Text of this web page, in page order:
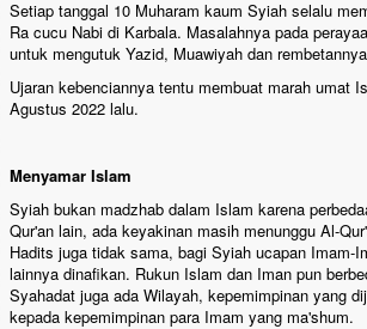
Setiap tanggal 10 Muharam kaum Syiah selalu
Ra cucu Nabi di Karbala. Masalahnya pada
untuk mengutuk Yazid, Muawiyah dan
Ujaran kebenciannya tentu membuat marah umat
Agustus 2022 lalu.
Menyamar Islam
Syiah bukan madzhab dalam Islam karena
Qur'an lain, ada keyakinan masih menunggu Al-
Hadits juga tidak sama, bagi Syiah ucapan
lainnya dinafikan. Rukun Islam dan Iman pun
Syahadat juga ada Wilayah, kepemimpinan yang
kepada kepemimpinan para Imam yang ma'shum.